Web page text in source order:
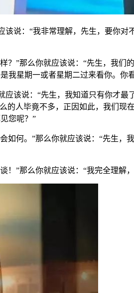
该说：“我非常理解，先生，要你
？”那么你就应该说：“先生，我
我星期一或者星期二过来看你。你
应该说：“先生，我知道只有你才
的人毕竟不多，正因如此，我们
您呢？”
如何。”那么你就应该说：“先生
！”那么你就应该说：“我完全理解